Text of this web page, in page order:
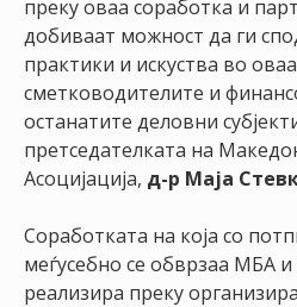
преку оваа соработка и
добиваат можност да ги
практики и искуства во
сметководителите и
останатите деловни
претседателката на
Асоцијација, д-р Маја
Соработката на која со
меѓусебно се обврзаа МБА
реализира преку